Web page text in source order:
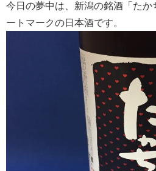
今日の夢中は、新潟の銘酒「たか
ートマークの日本酒です。